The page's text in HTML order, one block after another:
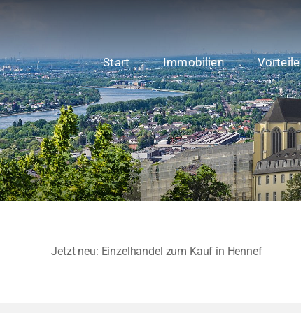
Start Immobilien Vorteile
Jetzt neu: Einzelhandel zum Kauf in Hennef